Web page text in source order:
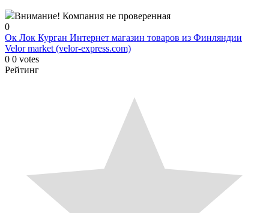
Внимание! Компания не проверенная
0
Ок Лок Курган Интернет магазин товаров из Финляндии
Velor market (velor-express.com)
0 0 votes
Рейтинг